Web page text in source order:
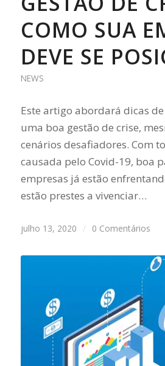
COMO SUA
DEVE SE
NEWS
Este artigo abordará dicas
uma boa gestão de crise,
cenários desafiadores. Com
causada pelo Covid-19, boa
empresas já estão
estão prestes a vivenciar…
julho 13, 2020 / 0 Comentários